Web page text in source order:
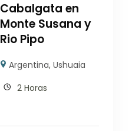
Cabalgata en
Monte Susana y
Rio Pipo
Argentina, Ushuaia
2 Horas